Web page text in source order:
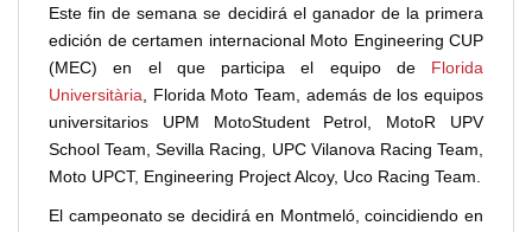
Este fin de semana se decidirá el ganador de la primera
edición de certamen internacional Moto Engineering CUP
(MEC) en el que participa el equipo de Florida
Universitària, Florida Moto Team, además de los equipos
universitarios UPM MotoStudent Petrol, MotoR UPV
School Team, Sevilla Racing, UPC Vilanova Racing Team,
Moto UPCT, Engineering Project Alcoy, Uco Racing Team.
El campeonato se decidirá en Montmeló, coincidiendo en